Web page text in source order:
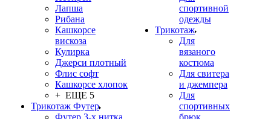
Лапша
Рибана
Кашкорсе
вискоза
Кулирка
Джерси плотный
Флис софт
Кашкорсе хлопок
+ ЕЩЕ 5
Трикотаж Футер
Футер 3-х нитка
спортивной
одежды
Трикотаж
Для
вязаного
костюма
Для свитера
и джемпера
Для
спортивных
брюк